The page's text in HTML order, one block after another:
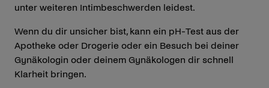
unter weiteren Intimbeschwerden leidest.
Wenn du dir unsicher bist, kann ein pH-Test aus der
Apotheke oder Drogerie oder ein Besuch bei deiner
Gynäkologin oder deinem Gynäkologen dir schnell
Klarheit bringen.